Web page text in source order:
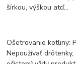
šírkou, výškou atď...
Ošetrovanie kotliny:
Nepoužívať